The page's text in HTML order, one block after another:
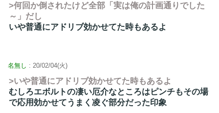
>何回か倒されたけど全部「実は俺の計画通りでした
～」だし
いや普通にアドリブ効かせてた時もあるよ
名無し : 20/02/04(火)
>いや普通にアドリブ効かせてた時もあるよ
むしろエボルトの凄い厄介なところはピンチもその場
で応用効かせてうまく凌ぐ部分だった印象